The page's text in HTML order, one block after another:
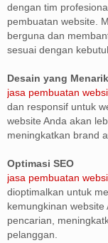
dengan tim
pembuatan website.
berguna dan
sesuai dengan
Desain yang
jasa pembuatan
dan responsif untuk
website Anda akan
meningkatkan brand
Optimasi SEO
jasa pembuatan
dioptimalkan untuk
kemungkinan
pencarian,
pelanggan.